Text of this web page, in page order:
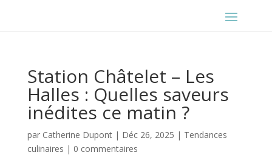
Station Châtelet – Les
Halles : Quelles saveurs
inédites ce matin ?
par Catherine Dupont| Déc 26, 2025 | Tendances
culinaires | 0 commentaires